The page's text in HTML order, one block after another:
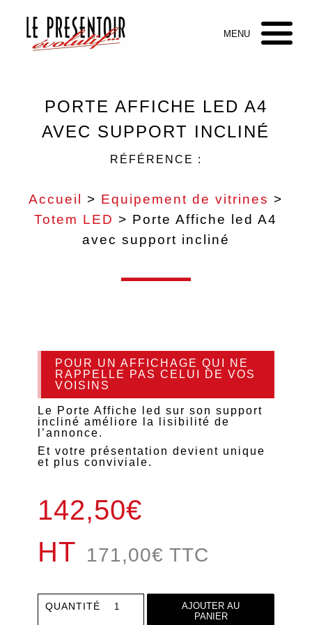
PORTE AFFICHE LED A4
AVEC SUPPORT INCLINÉ
RÉFÉRENCE :
Accueil > Equipement de vitrines >
Totem LED > Porte Affiche led A4
avec support incliné
POUR UN AFFICHAGE QUI NE
RAPPELLE PAS CELUI DE VOS
VOISINS
Le Porte Affiche led sur son support
incliné améliore la lisibilité de
l’annonce.
Et votre présentation devient unique
et plus conviviale.
142,50€
HT 171,00€ TTC
QUANTITÉquantité
AJOUTER AU
PANIER